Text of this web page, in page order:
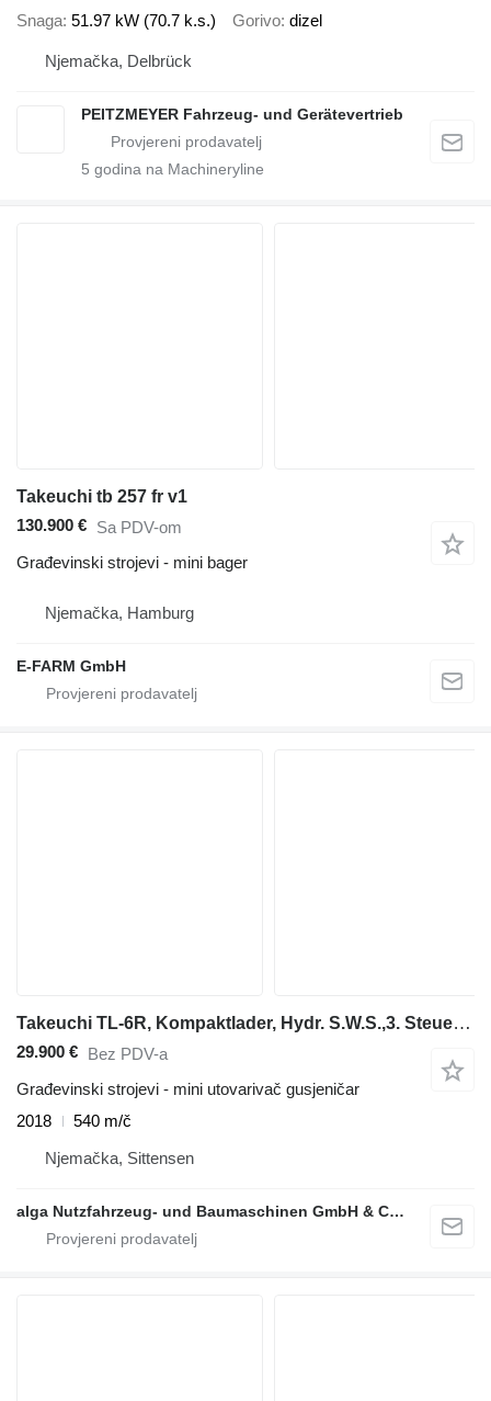
Snaga 51.97 kW (70.7 k.s.) Gorivo dizel
Njemačka, Delbrück
PEITZMEYER Fahrzeug- und Gerätevertrieb
5 godina na Machineryline
Takeuchi tb 257 fr v1
130.900 € Sa PDV-om
Građevinski strojevi - mini bager
Njemačka, Hamburg
E-FARM GmbH
Takeuchi TL-6R, Kompaktlader, Hydr. S.W.S.,3. Steuerkreis
29.900 € Bez PDV-a
Građevinski strojevi - mini utovarivač gusjeničar
2018
540 m/č
Njemačka, Sittensen
alga Nutzfahrzeug- und Baumaschinen GmbH & Co. KG